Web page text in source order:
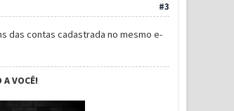
#3
das contas cadastrada no mesmo e-
VOCÊ!